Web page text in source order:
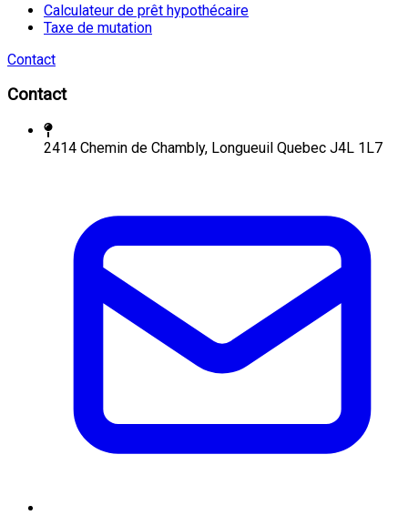
Calculateur de prêt hypothécaire
Taxe de mutation
Contact
Contact
2414 Chemin de Chambly, Longueuil Quebec J4L 1L7